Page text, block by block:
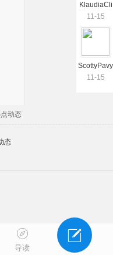
KlaudiaCli
11-15
ScottyPavy
11-15
动态
态
导读